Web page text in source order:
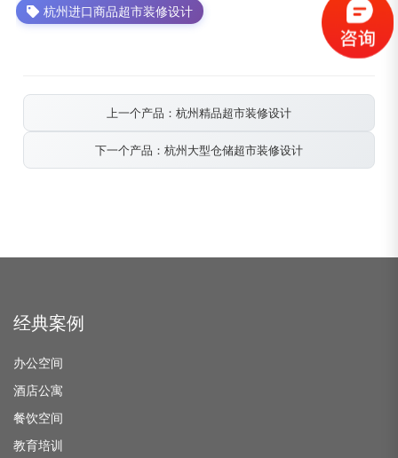
杭州进口商品超市装修设计
上一个产品：杭州精品超市装修设计
下一个产品：杭州大型仓储超市装修设计
经典案例
办公空间
酒店公寓
餐饮空间
教育培训